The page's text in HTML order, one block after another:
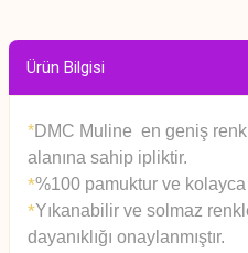
Ürün Bilgisi
*DMC Muline en geniş renk
alanına sahip ipliktir.
*%100 pamuktur ve
*Yıkanabilir ve solmaz
dayanıklığı onaylanmıştır.